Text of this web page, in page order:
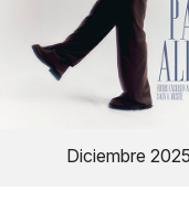
Diciembre 2025